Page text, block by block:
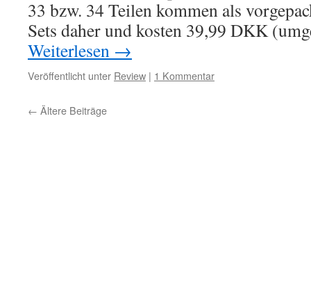
33 bzw. 34 Teilen kommen als
Sets daher und kosten 39,99 DKK
Weiterlesen →
Veröffentlicht unter Review | 1 Kommentar
← Ältere Beiträge